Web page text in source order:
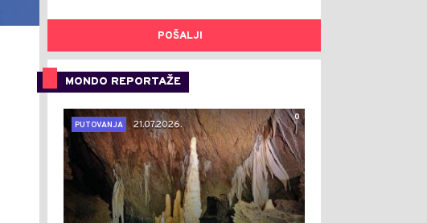
POŠALJI
MONDO REPORTAŽE
0
PUTOVANJA
21.07.2026.